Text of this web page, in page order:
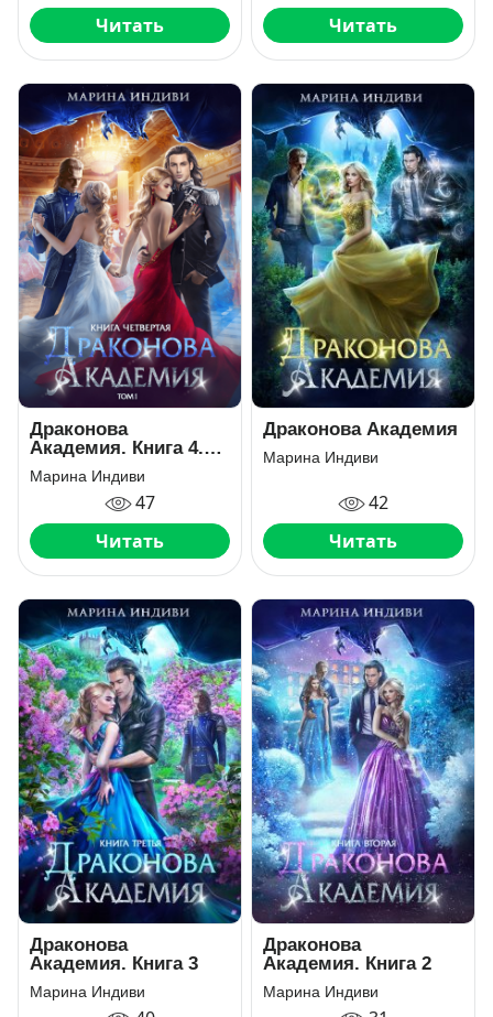
Читать
Читать
Драконова
Академия. Книга 4.
Том 1
Марина Индиви
47
Читать
Драконова Академия
Марина Индиви
42
Читать
Драконова
Академия. Книга 3
Марина Индиви
Драконова
Академия. Книга 2
Марина Индиви